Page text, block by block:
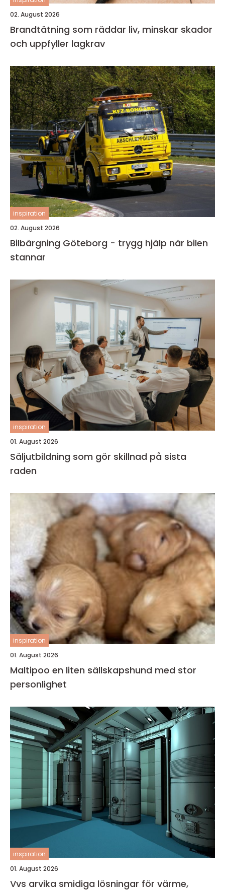
02. August 2026
Brandtätning som räddar liv, minskar skador
och uppfyller lagkrav
inspiration
02. August 2026
Bilbärgning Göteborg - trygg hjälp när bilen
stannar
inspiration
01. August 2026
Säljutbildning som gör skillnad på sista
raden
inspiration
01. August 2026
Maltipoo en liten sällskapshund med stor
personlighet
inspiration
01. August 2026
Vvs arvika smidiga lösningar för värme,